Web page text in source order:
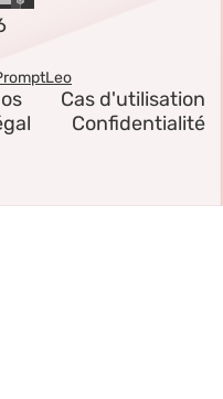
Cas d'utilisation
Confidentialité